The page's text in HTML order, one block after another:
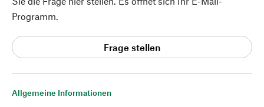
Allgemeine Informationen
Programm.
Frage stellen